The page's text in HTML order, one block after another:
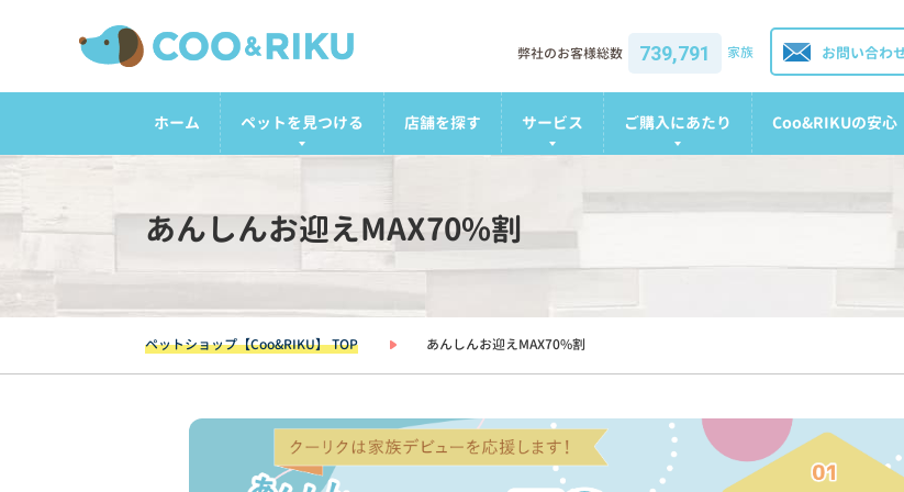
お問い合わ
弊社のお客様総数 739,791 家族
ホーム ペットを見つける 店舗を探す サービス ご購入にあたり Coo&RIKUの安心
あんしんお迎えMAX70%割
ペットショップ【Coo&RIKU】 TOP あんしんお迎えMAX70%割